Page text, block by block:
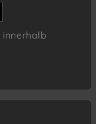
innerhalb